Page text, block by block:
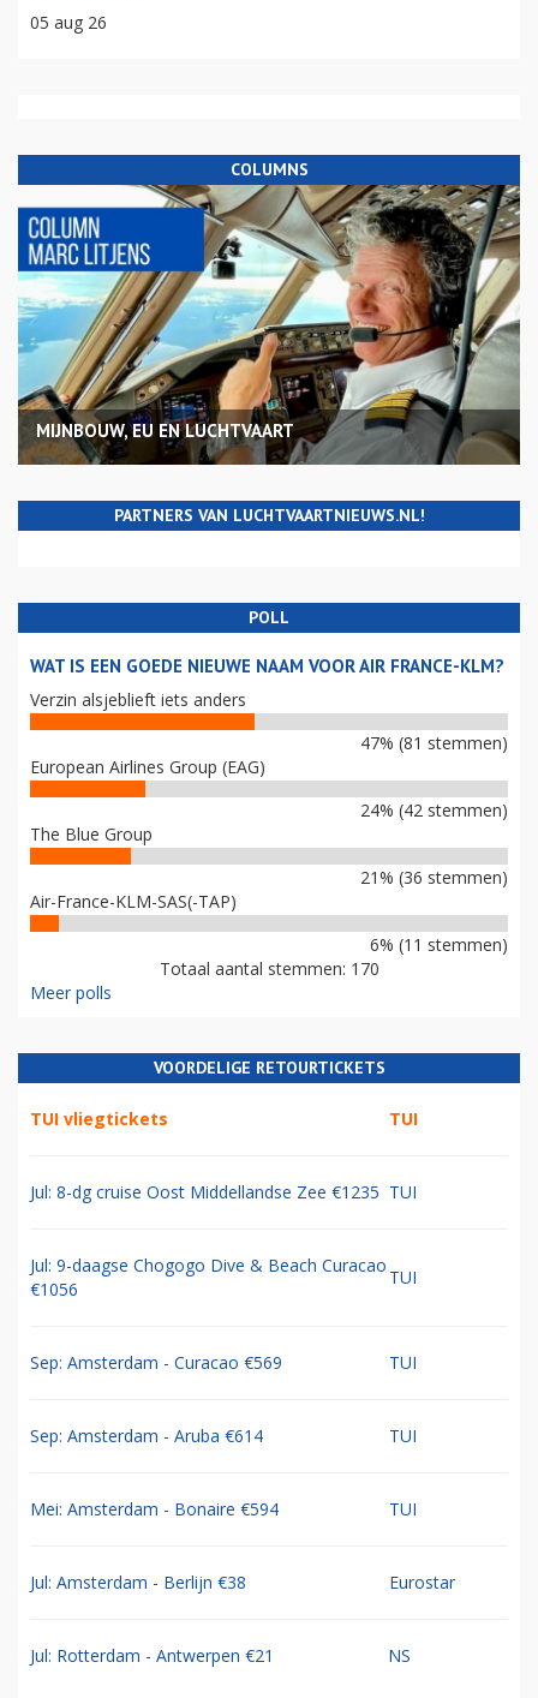
05 aug 26
COLUMNS
MIJNBOUW, EU EN LUCHTVAART
PARTNERS VAN LUCHTVAARTNIEUWS.NL!
POLL
WAT IS EEN GOEDE NIEUWE NAAM VOOR AIR FRANCE-KLM?
Verzin alsjeblieft iets anders
47% (81 stemmen)
European Airlines Group (EAG)
24% (42 stemmen)
The Blue Group
21% (36 stemmen)
Air-France-KLM-SAS(-TAP)
6% (11 stemmen)
Totaal aantal stemmen: 170
Meer polls
VOORDELIGE RETOURTICKETS
TUI vliegtickets TUI
Jul: 8-dg cruise Oost Middellandse Zee €1235 TUI
Jul: 9-daagse Chogogo Dive & Beach Curacao
€1056
TUI
Sep: Amsterdam - Curacao €569 TUI
Sep: Amsterdam - Aruba €614 TUI
Mei: Amsterdam - Bonaire €594 TUI
Jul: Amsterdam - Berlijn €38 Eurostar
Jul: Rotterdam - Antwerpen €21 NS